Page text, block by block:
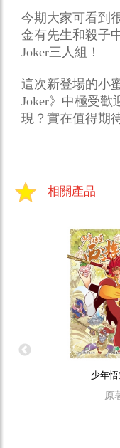
今期大家可看到
金有先生和殺子
Joker三人組！
這次新登場的小
Joker》中極受歡
現？實在值得期
相關產品
少年
原